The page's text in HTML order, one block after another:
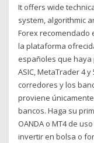
It offers wide
system, algorithmic
Forex recomendado
la plataforma
españoles que haya
ASIC, MetaTrader 4
corredores y los
proviene
bancos. Haga su
OANDA o MT4 de
invertir en bolsa o